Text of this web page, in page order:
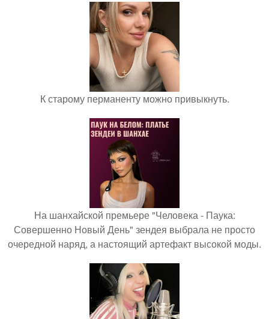
К старому перманенту можно привыкнуть.
На шанхайской премьере "Человека - Паука:
Совершенно Новый День" зендея выбрала не просто
очередной наряд, а настоящий артефакт высокой моды.